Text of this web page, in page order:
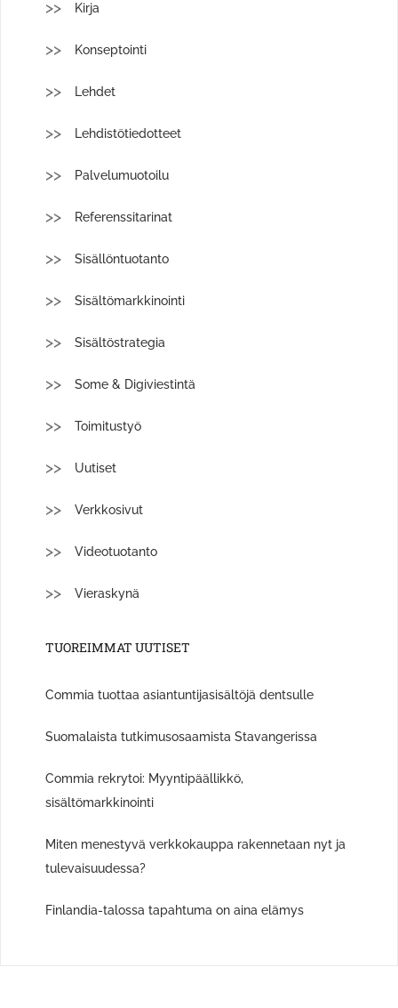
Kirja
Konseptointi
Lehdet
Lehdistötiedotteet
Palvelumuotoilu
Referenssitarinat
Sisällöntuotanto
Sisältömarkkinointi
Sisältöstrategia
Some & Digiviestintä
Toimitustyö
Uutiset
Verkkosivut
Videotuotanto
Vieraskynä
TUOREIMMAT UUTISET
Commia tuottaa asiantuntijasisältöjä dentsulle
Suomalaista tutkimusosaamista Stavangerissa
Commia rekrytoi: Myyntipäällikkö,
sisältömarkkinointi
Miten menestyvä verkkokauppa rakennetaan nyt ja
tulevaisuudessa?
Finlandia-talossa tapahtuma on aina elämys